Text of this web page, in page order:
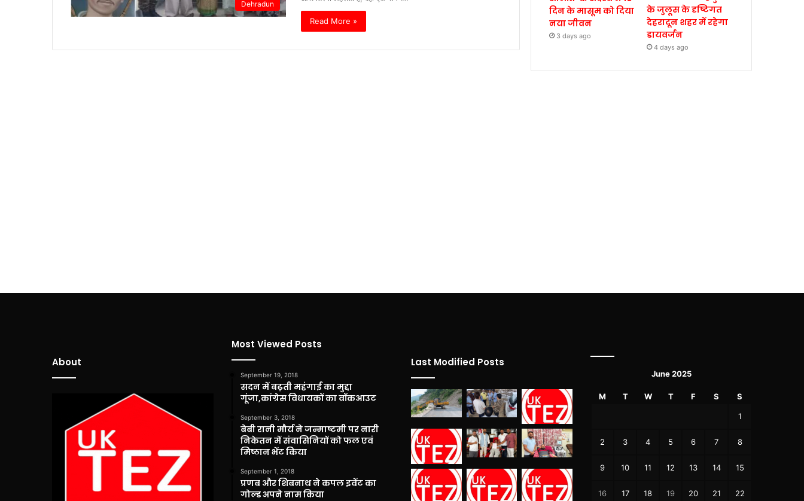
Dehradun
Read More »
दिन के मासूम को दिया
नया जीवन
3 days ago
के जुलूस के दृष्टिगत
देहरादून शहर में रहेगा
डायवर्जन
4 days ago
About
Most Viewed Posts
September 19, 2018
सदन में बढ़ती महंगाई का मुद्दा
गूंजा,कांग्रेस विधायकों का वॉकआउट
September 3, 2018
बेबी रानी मौर्य ने जन्माष्टमी पर नारी
निकेतन में संवासिनियों को फल एवं
मिष्ठान भेंट किया
September 1, 2018
प्रणब और शिबनाथ ने कपल इवेंट का
गोल्ड अपने नाम किया
Last Modified Posts
June 2025
M T W T F S S
1
2 3 4 5 6 7 8
9 10 11 12 13 14 15
16 17 18 19 20 21 22